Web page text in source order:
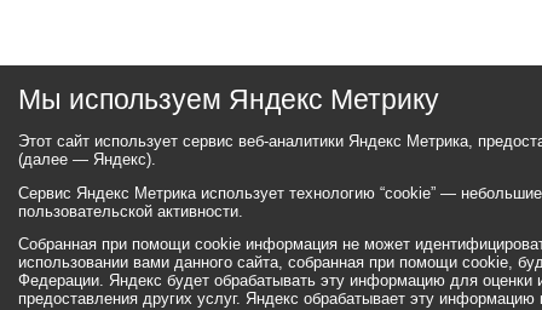
Мы используем Яндекс Метрику
Этот сайт использует сервис веб-аналитики Яндекс Метрика,
(далее — Яндекс).
Сервис Яндекс Метрика использует технологию “cookie” —
пользовательской активности.
Собранная при помощи cookie информация не может
использовании вами данного сайта, собранная при помощи cookie,
Федерации. Яндекс будет обрабатывать эту информацию для оценки
предоставления других услуг. Яндекс обрабатывает эту